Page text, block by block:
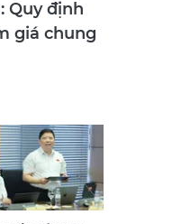
Quy định
giá chung